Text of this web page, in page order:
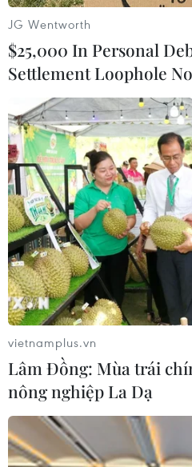
một nhóm đối tượng bắt cóc
các đối tượng ra giá tống tiền
Bắt giữ 3 đối tượng
tại nhà nghỉ để tống
17/03/2020 12:59
Sau khi lắp camera giấu kín,
hình ảnh, video quan hệ tình
đôi phải đổi lấy sự bình yên
JG Wentworth
$25,000 In Personal
Settlement Loophole
vietnamplus.vn
Lâm Đồng: Mùa trái
nông nghiệp La Dạ